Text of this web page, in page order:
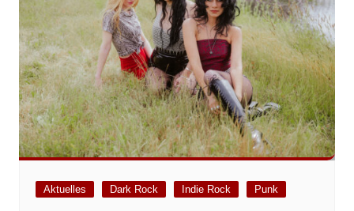
Aktuelles Dark Rock Indie Rock Punk